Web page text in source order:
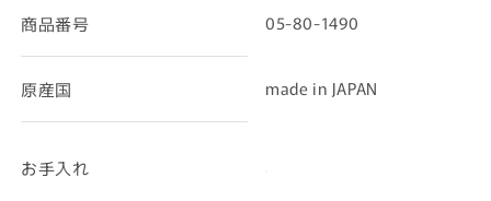
商品番号 05-80-1490
原産国 made in JAPAN
お手入れ